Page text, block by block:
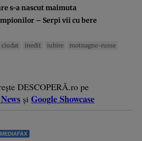
s-a nascut maimuta
– Serpi vii cu bere
ciudat inedit iubire
motnagne-russe
DESCOPERĂ.ro pe
și Google Showcase
MEDIAFAX